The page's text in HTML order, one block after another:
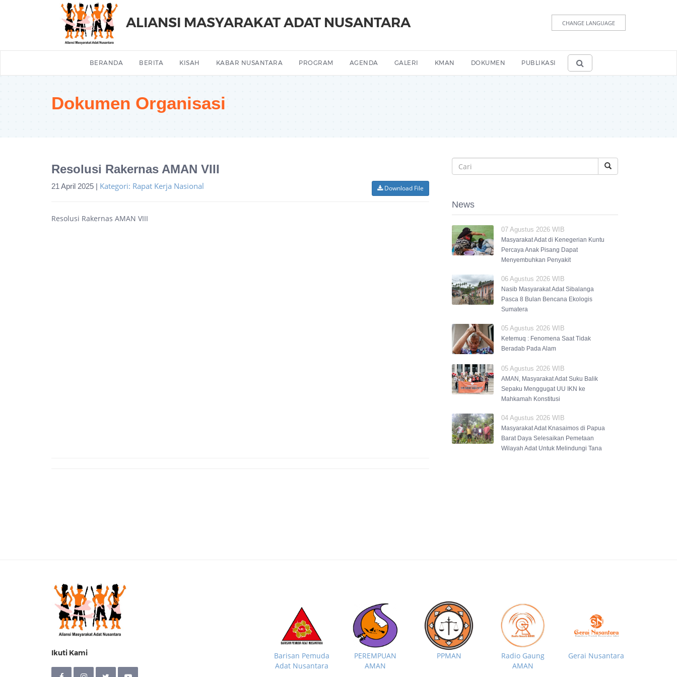
ALIANSI MASYARAKAT ADAT NUSANTARA CHANGE LANGUAGE
BERANDA BERITA KISAH KABAR NUSANTARA PROGRAM AGENDA GALERI KMAN DOKUMEN PUBLIKASI
Dokumen Organisasi
Resolusi Rakernas AMAN VIII
Download File
21 April 2025 | Kategori: Rapat Kerja Nasional
Resolusi Rakernas AMAN VIII
News
07 Agustus 2026 WIB
Masyarakat Adat di Kenegerian Kuntu
Percaya Anak Pisang Dapat
Menyembuhkan Penyakit
06 Agustus 2026 WIB
Nasib Masyarakat Adat Sibalanga
Pasca 8 Bulan Bencana Ekologis
Sumatera
05 Agustus 2026 WIB
Ketemuq : Fenomena Saat Tidak
Beradab Pada Alam
05 Agustus 2026 WIB
AMAN, Masyarakat Adat Suku Balik
Sepaku Menggugat UU IKN ke
Mahkamah Konstitusi
04 Agustus 2026 WIB
Masyarakat Adat Knasaimos di Papua
Barat Daya Selesaikan Pemetaan
Wilayah Adat Untuk Melindungi Tana
Ikuti Kami
Barisan Pemuda
Adat Nusantara
PEREMPUAN
AMAN
PPMAN
Radio Gaung
AMAN
Gerai Nusantara